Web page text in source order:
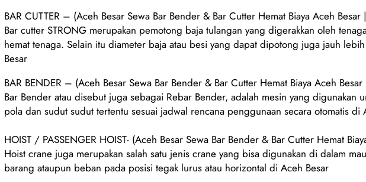
BAR CUTTER – (Aceh Besar Sewa Bar Bender & Bar Cutter Hemat Biaya Aceh
Bar cutter STRONG merupakan pemotong baja tulangan yang digerakkan oleh
hemat tenaga. Selain itu diameter baja atau besi yang dapat dipotong juga jauh
Besar
BAR BENDER – (Aceh Besar Sewa Bar Bender & Bar Cutter Hemat Biaya Aceh
Bar Bender atau disebut juga sebagai Rebar Bender, adalah mesin yang digunakan
pola dan sudut sudut tertentu sesuai jadwal rencana penggunaan secara otomatis di
HOIST / PASSENGER HOIST- (Aceh Besar Sewa Bar Bender & Bar Cutter Hemat
Hoist crane juga merupakan salah satu jenis crane yang bisa digunakan di dalam
barang ataupun beban pada posisi tegak lurus atau horizontal di Aceh Besar